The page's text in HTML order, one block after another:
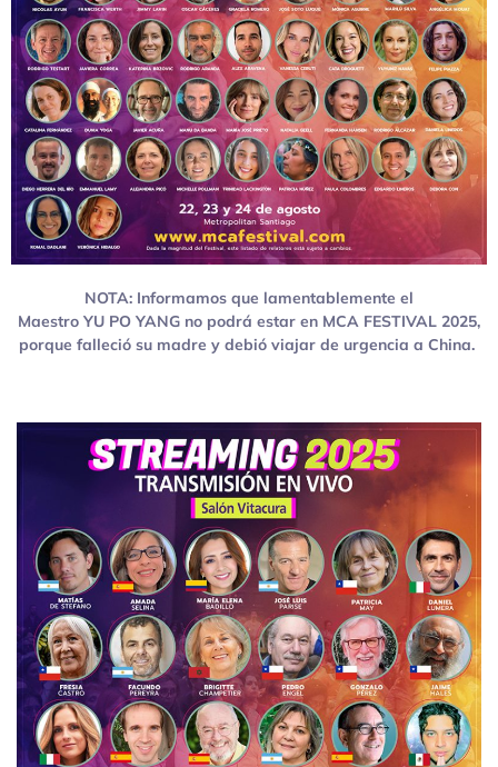
NOTA: Informamos que lamentablemente el
Maestro YU PO YANG no podrá estar en MCA FESTIVAL 2025,
porque falleció su madre y debió viajar de urgencia a China.